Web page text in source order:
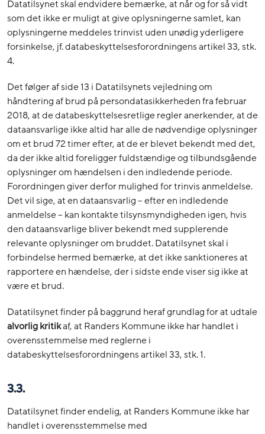
Datatilsynet skal endvidere bemærke, at når og for så vidt
som det ikke er muligt at give oplysningerne samlet, kan
oplysningerne meddeles trinvist uden unødig yderligere
forsinkelse, jf. databeskyttelsesforordningens artikel 33, stk.
4.
Det følger af side 13 i Datatilsynets vejledning om
håndtering af brud på persondatasikkerheden fra februar
2018, at de databeskyttelsesretlige regler anerkender, at de
dataansvarlige ikke altid har alle de nødvendige oplysninger
om et brud 72 timer efter, at de er blevet bekendt med det,
da der ikke altid foreligger fuldstændige og tilbundsgående
oplysninger om hændelsen i den indledende periode.
Forordningen giver derfor mulighed for trinvis anmeldelse.
Det vil sige, at en dataansvarlig – efter en indledende
anmeldelse – kan kontakte tilsynsmyndigheden igen, hvis
den dataansvarlige bliver bekendt med supplerende
relevante oplysninger om bruddet. Datatilsynet skal i
forbindelse hermed bemærke, at det ikke sanktioneres at
rapportere en hændelse, der i sidste ende viser sig ikke at
være et brud.
Datatilsynet finder på baggrund heraf grundlag for at udtale
alvorlig kritikaf, at Randers Kommune ikke har handlet i
overensstemmelse med reglerne i
databeskyttelsesforordningens artikel 33, stk. 1.
3.3.
Datatilsynet finder endelig, at Randers Kommune ikke har
handlet i overensstemmelse med